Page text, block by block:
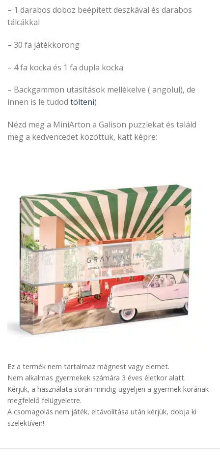
– 1 darabos doboz beépített deszkával és darabos
tálcákkal
– 30 fa játékkorong
– 4 fa kocka és 1 fa dupla kocka
– Backgammon utasítások mellékelve ( angolul), de
innen is le tudod tölteni)
Nézd meg a MiniArton a Galison puzzlekat és találd
meg a kedvencedet közöttük, katt képre:
Ez a termék nem tartalmaz mágnest vagy elemet.
Nem alkalmas gyermekek számára 3 éves életkor alatt.
Kérjük, a használata során mindig ügyeljen a gyermek korának
megfelelő felügyeletre.
A csomagolás nem játék, eltávolítása után kérjük, dobja ki
szelektíven!